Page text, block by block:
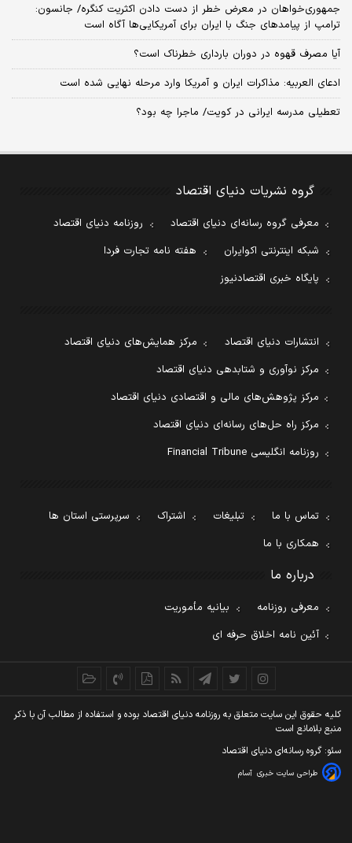
جمهوری‌خواهان در معرض خطر از دست دادن اکثریت کنگره/ جانسون:
ترامپ از پیامدهای جنگ با ایران برای آمریکایی‌ها آگاه است
آیا مصرف قهوه در دوران بارداری خطرناک است؟
ادعای العربیه: مذاکرات ایران و آمریکا وارد مرحله نهایی شده است
تعطیلی مدرسه ایرانی در کویت/ ماجرا چه بود؟
گروه نشریات دنیای اقتصاد
معرفی گروه رسانه‌ای دنیای اقتصاد
روزنامه دنیای اقتصاد
شبکه اینترنتی اکوایران
هفته نامه تجارت فردا
پایگاه خبری اقتصادنیوز
انتشارات دنیای اقتصاد
مرکز همایش‌های دنیای اقتصاد
مرکز نوآوری و شتابدهی دنیای اقتصاد
مرکز پژوهش‌های مالی و اقتصادی دنیای اقتصاد
مرکز راه حل‌های رسانه‌ای دنیای اقتصاد
روزنامه انگلیسی Financial Tribune
تماس با ما تبلیغات اشتراک
سرپرستی استان ها
همکاری با ما
درباره ما
معرفی روزنامه
بیانیه مأموریت
آئین نامه اخلاق حرفه ای
کليه حقوق اين سايت متعلق به روزنامه دنيای اقتصاد بوده و استفاده از مطالب آن با ذکر
منبع بلامانع است
سئو: گروه رسانه‌ای دنیای اقتصاد
طراحی سایت خبری آسام